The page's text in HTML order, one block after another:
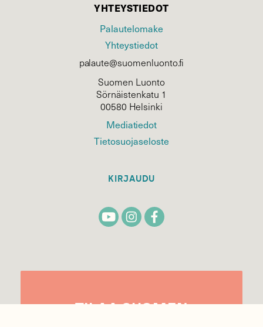
YHTEYSTIEDOT
Palautelomake
Yhteystiedot
palaute@suomenluonto.fi
Suomen Luonto
Sörnäistenkatu 1
00580 Helsinki
Mediatiedot
Tietosuojaseloste
KIRJAUDU
TILAASUOMEN